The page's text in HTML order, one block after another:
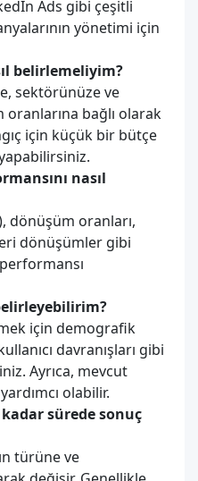
Ads gibi çeşitli
yönetimi için
belirlemeliyim?
sektörünüze ve
bağlı olarak
için küçük bir bütçe
nasıl
dönüşüm oranları,
dönüşümler gibi
için demografik
davranışları gibi
Ayrıca, mevcut
olabilir.
sürede sonuç
türüne ve